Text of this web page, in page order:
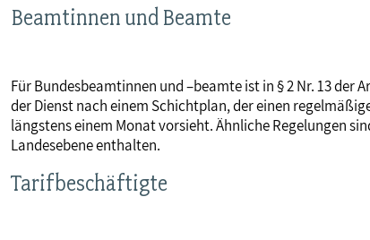
Beamtinnen und Beamte
Für Bundesbeamtinnen und –beamte ist in § 2 Nr. 13
der Dienst nach einem Schichtplan, der einen
längstens einem Monat vorsieht. Ähnliche Regelungen
Landesebene enthalten.
Tarifbeschäftigte